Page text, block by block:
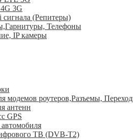
3G
сигнала (Репитеры)
Телефоны
IP камеры
модемов роутеров,Разъемы,
антенн
GPS
ТВ (DVB-T2)